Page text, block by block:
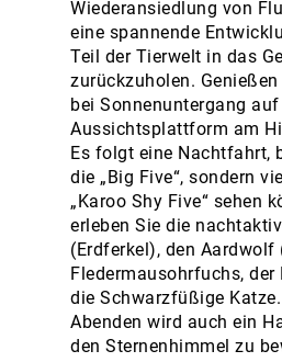
Wiederansiedlung von
eine spannende
Teil der Tierwelt in das
zurückzuholen.
bei Sonnenuntergang
Aussichtsplattform am
Es folgt eine Nachtfahrt,
die „Big Five“, sondern
„Karoo Shy Five“ sehen
erleben Sie die
(Erdferkel), den Aardwolf
Fledermausohrfuchs,
die Schwarzfüßige
Abenden wird auch ein
den Sternenhimmel zu